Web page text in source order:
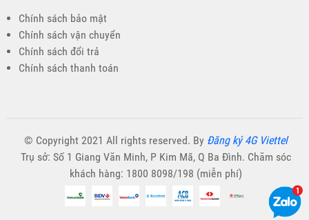
Chính sách bảo mật
Chính sách vận chuyển
Chính sách đổi trả
Chính sách thanh toán
© Copyright 2021 All rights reserved. By Đăng ký 4G Viettel
Trụ sở: Số 1 Giang Văn Minh, P Kim Mã, Q Ba Đình. Chăm sóc
khách hàng: 1800 8098/198 (miễn phí)